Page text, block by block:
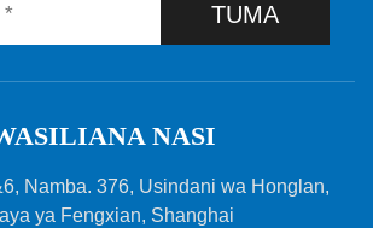
TUMA
NASI
Namba. 376, Usindani wa Honglan,
ya Fengxian, Shanghai